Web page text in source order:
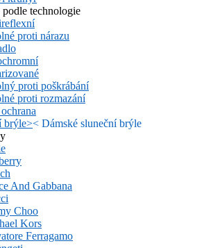
technologie
proti nárazu
proti poškrábání
proti rozmazání
brýle>< Dámské sluneční brýle
And Gabbana
Choo
Kors
Ferragamo